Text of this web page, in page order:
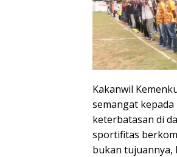
Kakanwil
semangat
keterbatasan di
sportifitas
bukan tujuannya,